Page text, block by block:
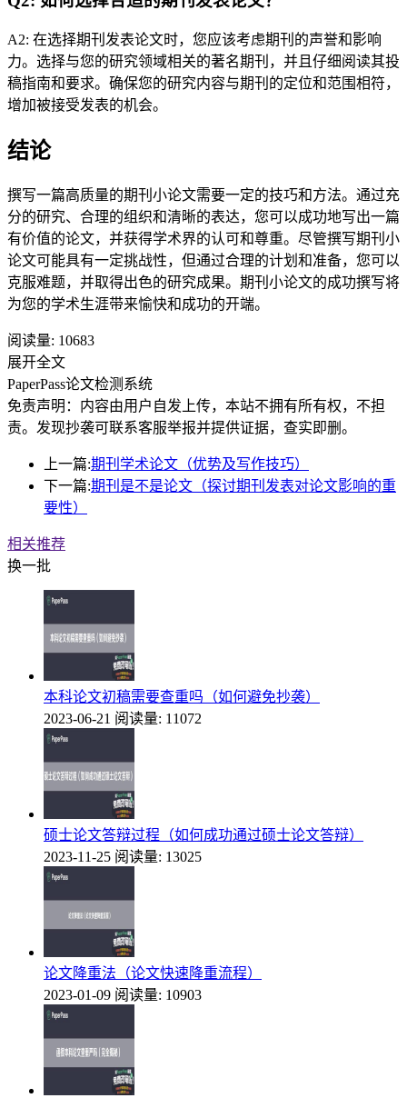
A2: 在选择期刊发表论文时，您应该考虑期刊的声誉和影响
力。选择与您的研究领域相关的著名期刊，并且仔细阅读其投
稿指南和要求。确保您的研究内容与期刊的定位和范围相符，
增加被接受发表的机会。
结论
撰写一篇高质量的期刊小论文需要一定的技巧和方法。通过充
分的研究、合理的组织和清晰的表达，您可以成功地写出一篇
有价值的论文，并获得学术界的认可和尊重。尽管撰写期刊小
论文可能具有一定挑战性，但通过合理的计划和准备，您可以
克服难题，并取得出色的研究成果。期刊小论文的成功撰写将
为您的学术生涯带来愉快和成功的开端。
阅读量: 10683
展开全文
PaperPass论文检测系统
免责声明：内容由用户自发上传，本站不拥有所有权，不担
责。发现抄袭可联系客服举报并提供证据，查实即删。
上一篇:期刊学术论文（优势及写作技巧）
下一篇:期刊是不是论文（探讨期刊发表对论文影响的重
要性）
相关推荐
换一批
本科论文初稿需要查重吗（如何避免抄袭）
2023-06-21 阅读量: 11072
硕士论文答辩过程（如何成功通过硕士论文答辩）
2023-11-25 阅读量: 13025
论文降重法（论文快速降重流程）
2023-01-09 阅读量: 10903